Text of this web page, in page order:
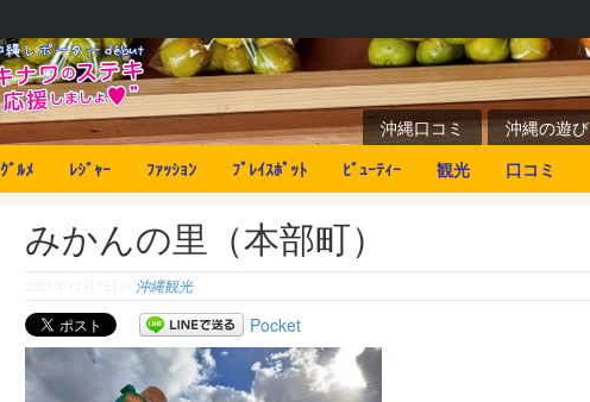
沖縄口コミ 沖縄の遊び
ｸﾞﾙﾒ ﾚｼﾞｬｰ ﾌｧｯｼｮﾝ ﾌﾟﾚｲｽﾎﾟｯﾄ ﾋﾞｭｰﾃｨｰ 観光 口コミ
みかんの里（本部町）
沖縄観光
Pocket